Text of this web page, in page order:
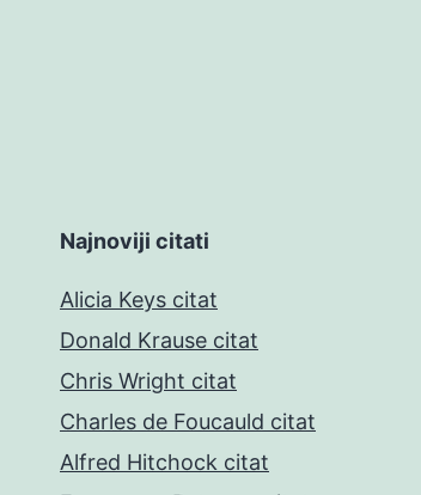
Najnoviji citati
Alicia Keys citat
Donald Krause citat
Chris Wright citat
Charles de Foucauld citat
Alfred Hitchock citat